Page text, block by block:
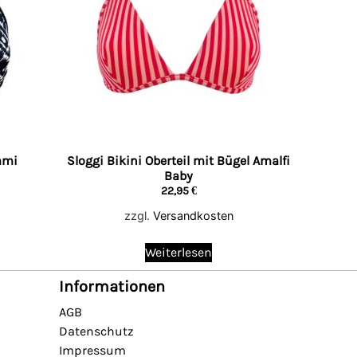
Sloggi Bikini Oberteil mit Bügel Amalfi
Baby
22,95€
zzgl. Versandkosten
Weiterlesen
Informationen
AGB
Datenschutz
Impressum